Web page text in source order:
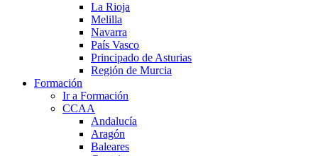
La Rioja
Melilla
Navarra
País Vasco
Principado de Asturias
Región de Murcia
Formación
Ir a Formación
CCAA
Andalucía
Aragón
Baleares